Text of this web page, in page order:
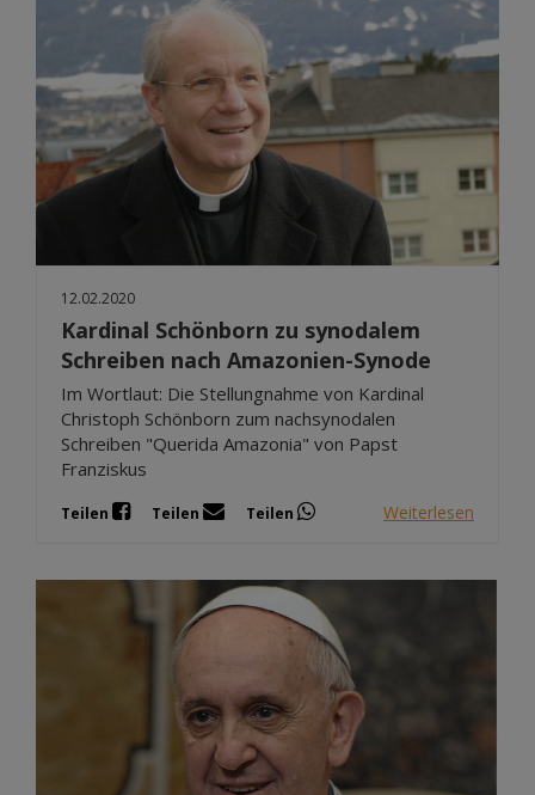
12.02.2020
Kardinal Schönborn zu synodalem
Schreiben nach Amazonien-Synode
Im Wortlaut: Die Stellungnahme von Kardinal
Christoph Schönborn zum nachsynodalen
Schreiben "Querida Amazonia" von Papst
Franziskus
Teilen Teilen Teilen Weiterlesen